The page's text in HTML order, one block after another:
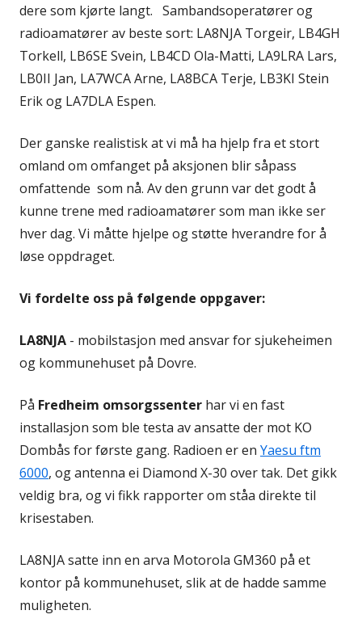
dere som kjørte langt. Sambandsoperatører og
radioamatører av beste sort: LA8NJA Torgeir, LB4GH
Torkell, LB6SE Svein, LB4CD Ola-Matti, LA9LRA Lars,
LB0II Jan, LA7WCA Arne, LA8BCA Terje, LB3KI Stein
Erik og LA7DLA Espen.
Der ganske realistisk at vi må ha hjelp fra et stort
omland om omfanget på aksjonen blir såpass
omfattende som nå. Av den grunn var det godt å
kunne trene med radioamatører som man ikke ser
hver dag. Vi måtte hjelpe og støtte hverandre for å
løse oppdraget.
Vi fordelte oss på følgende oppgaver:
LA8NJA - mobilstasjon med ansvar for sjukeheimen
og kommunehuset på Dovre.
På Fredheim omsorgssenter har vi en fast
installasjon som ble testa av ansatte der mot KO
Dombås for første gang. Radioen er en Yaesu ftm
6000, og antenna ei Diamond X-30 over tak. Det gikk
veldig bra, og vi fikk rapporter om ståa direkte til
krisestaben.
LA8NJA satte inn en arva Motorola GM360 på et
kontor på kommunehuset, slik at de hadde samme
muligheten.